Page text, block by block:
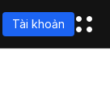
Tài khoản